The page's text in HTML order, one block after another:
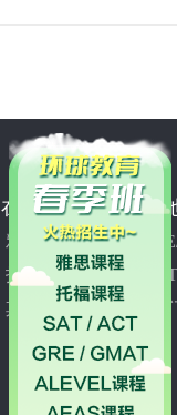
在线测试
雅思测试
托福测试
其他考试
其